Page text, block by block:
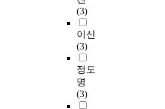
(3)
이신
(3)
정도
명
(3)